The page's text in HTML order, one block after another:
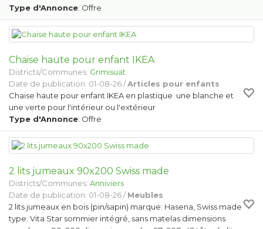
Type d'Annonce: Offre
Chaise haute pour enfant IKEA
Districts/Communes: Grimisuat
Date de publication: 01-08-26 /Articles pour enfants
Chaise haute pour enfant IKEA en plastique une blanche et
une verte pour l'intérieur ou l'extérieur
Type d'Annonce: Offre
2 lits jumeaux 90x200 Swiss made
Districts/Communes: Anniviers
Date de publication: 01-08-26 /Meubles
2 lits jumeaux en bois (pin/sapin) marque: Hasena, Swiss made
type: Vita Star sommier intégré, sans matelas dimensions